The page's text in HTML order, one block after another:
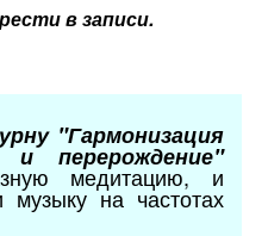
в записи.
"Гармонизация
перерождение"
медитацию, и
на частотах